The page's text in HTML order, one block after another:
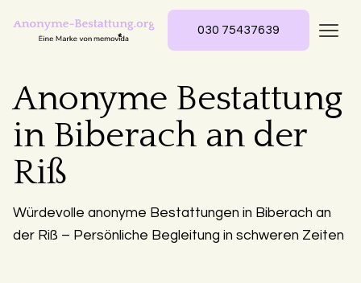
030 75437639
Anonyme Bestattung
in Biberach an der
Riß
Würdevolle anonyme Bestattungen in Biberach an
der Riß – Persönliche Begleitung in schweren Zeiten